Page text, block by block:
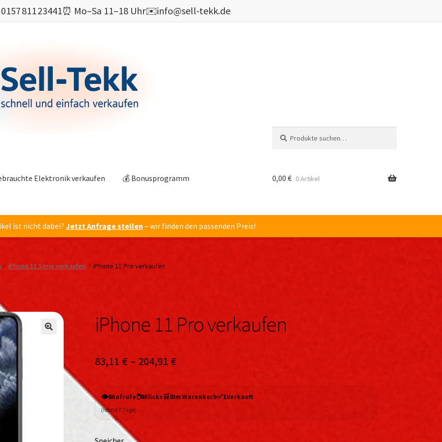
0157 811 23441⏰ Mo–Sa 11–18 Uhr✉️info@sell-tekk.de
nach:
Elektronik verkaufen 💰 Bonusprogramm 0,00 € 0 Artikel
ist nicht dabei? Jetzt Anfrage stellen – wir finden den passenden Preis!
iPhone 11 Serie verkaufen iPhone 11 Pro verkaufen
iPhone 11 Pro verkaufen
83,11 € – 204,91 €
👁️0Aufrufe🖱️0Klicks🛒0Im Warenkorb✅1Verkauft
(letzte 7 Tage)